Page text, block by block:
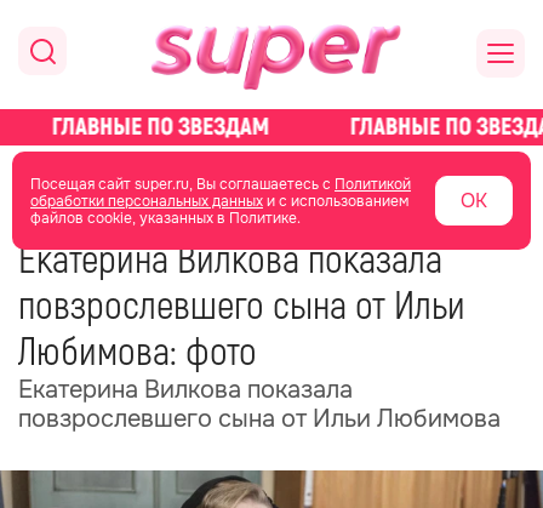
Посещая сайт super.ru, Вы соглашаетесь с Политикой
обработки персональных данныхи с использованием
файлов cookie, указанных в Политике.
ОК
главная новости о звездах новости
29 января 04:32
Екатерина Вилкова показала
повзрослевшего сына от Ильи
Любимова: фото
Екатерина Вилкова показала
повзрослевшего сына от Ильи Любимова